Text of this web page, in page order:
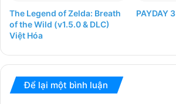
The Legend of Zelda: Breath
of the Wild (v1.5.0 & DLC)
Việt Hóa
PAYDAY 3
Để lại một bình luận